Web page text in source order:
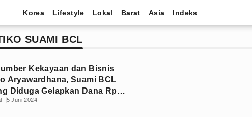
Korea Lifestyle Lokal Barat Asia Indeks
SUAMI BCL
Kekayaan dan Bisnis
Aryawardhana, Suami BCL
Diduga Gelapkan Dana Rp6,9
5 Juni 2024